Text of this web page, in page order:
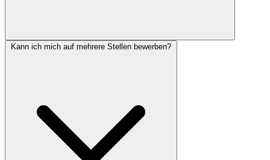
Kann ich mich auf mehrere Stellen bewerben?